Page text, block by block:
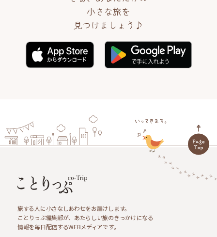
小さな旅を
見つけましょう♪
旅する人に小さなしあわせをお届けします。
ことりっぷ編集部が、あたらしい旅のきっかけになる
情報を毎日配信するWEBメディアです。